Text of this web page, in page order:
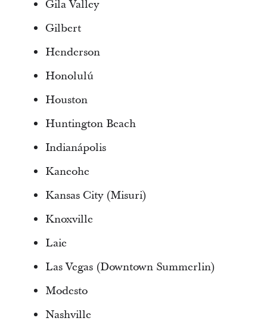
Gila Valley
Gilbert
Henderson
Honolulú
Houston
Huntington Beach
Indianápolis
Kaneohe
Kansas City (Misuri)
Knoxville
Laie
Las Vegas (Downtown Summerlin)
Modesto
Nashville